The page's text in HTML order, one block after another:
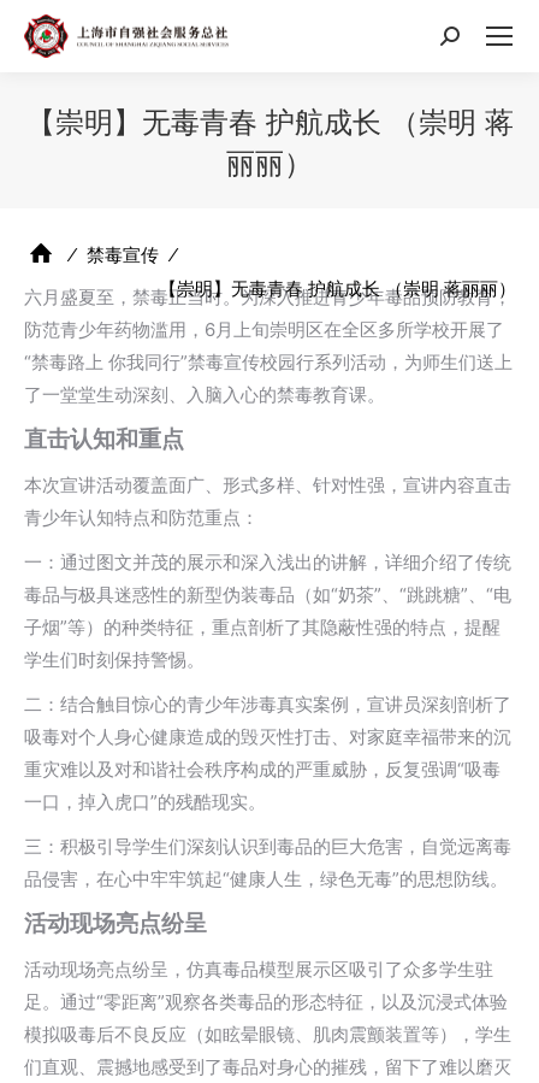
搜
【崇明】无毒青春 护航成长 （崇明 蒋
丽丽）
⁄ 禁毒宣传 ⁄
【崇明】无毒青春 护航成长 （崇明 蒋丽丽）
六月盛夏至，禁毒正当时。为深入推进青少年毒品预防教育，
防范青少年药物滥用，6月上旬崇明区在全区多所学校开展了
“禁毒路上 你我同行”禁毒宣传校园行系列活动，为师生们送上
了一堂堂生动深刻、入脑入心的禁毒教育课。
直击认知和重点
本次宣讲活动覆盖面广、形式多样、针对性强，宣讲内容直击
青少年认知特点和防范重点：
一：通过图文并茂的展示和深入浅出的讲解，详细介绍了传统
毒品与极具迷惑性的新型伪装毒品（如“奶茶”、“跳跳糖”、“电
子烟”等）的种类特征，重点剖析了其隐蔽性强的特点，提醒
学生们时刻保持警惕。
二：结合触目惊心的青少年涉毒真实案例，宣讲员深刻剖析了
吸毒对个人身心健康造成的毁灭性打击、对家庭幸福带来的沉
重灾难以及对和谐社会秩序构成的严重威胁，反复强调“吸毒
一口，掉入虎口”的残酷现实。
三：积极引导学生们深刻认识到毒品的巨大危害，自觉远离毒
品侵害，在心中牢牢筑起“健康人生，绿色无毒”的思想防线。
活动现场亮点纷呈
活动现场亮点纷呈，仿真毒品模型展示区吸引了众多学生驻
足。通过“零距离”观察各类毒品的形态特征，以及沉浸式体验
模拟吸毒后不良反应（如眩晕眼镜、肌肉震颤装置等），学生
们直观、震撼地感受到了毒品对身心的摧残，留下了难以磨灭